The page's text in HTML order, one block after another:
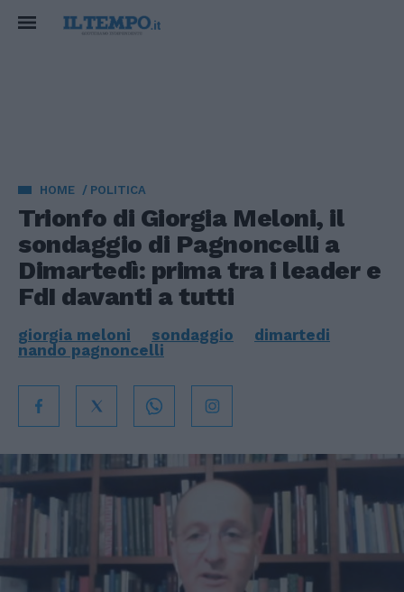
HOME POLITICA
Trionfo di Giorgia Meloni, il
sondaggio di Pagnoncelli a
Dimartedì: prima tra i leader e
FdI davanti a tutti
giorgia meloni sondaggio
dimartedi
nando pagnoncelli